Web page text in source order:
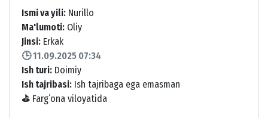
Ismi va yili: Nurillo
Ma'lumoti: Oliy
Jinsi: Erkak
🕒 11.09.2025 07:34
Ish turi: Doimiy
Ish tajribasi: Ish tajribaga ega emasman
⛳ Fargʻona viloyatida